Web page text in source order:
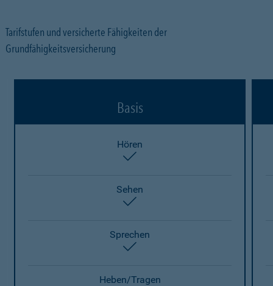
Tarifstufen und versicherte Fähigkeiten der
Grundfähigkeitsversicherung
Basis
Hören
Sehen
Sprechen
Heben/Tragen